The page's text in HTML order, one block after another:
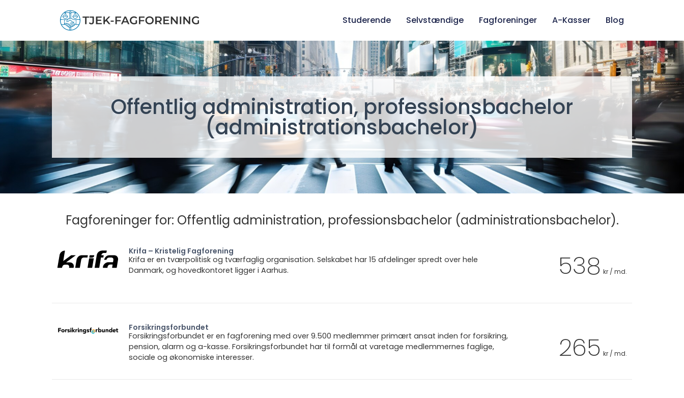
Studerende Selvstændige Fagforeninger A-Kasser Blog
Offentlig administration, professionsbachelor
(administrationsbachelor)
Fagforeninger for: Offentlig administration, professionsbachelor (administrationsbachelor).
Krifa – Kristelig Fagforening
Krifa er en tværpolitisk og tværfaglig organisation. Selskabet har 15 afdelinger spredt over hele
Danmark, og hovedkontoret ligger i Aarhus.
538 kr / md.
Forsikringsforbundet
Forsikringsforbundet er en fagforening med over 9.500 medlemmer primært ansat inden for forsikring,
pension, alarm og a-kasse. Forsikringsforbundet har til formål at varetage medlemmernes faglige,
sociale og økonomiske interesser.
265 kr / md.